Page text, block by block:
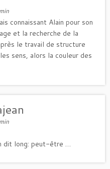
connaissant Alain pour son
et la recherche de la
le travail de structure
sens, alors la couleur des
dit long: peut-être …